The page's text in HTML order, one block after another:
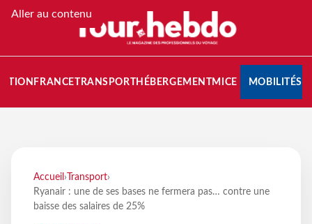
Aller au contenu
FRANCETRANSPORT HÉBERGEMENTMICE MOBILITÉS
Accueil › Transport›
Ryanair : une de ses bases ne fermera pas… contre une
baisse des salaires de 25%